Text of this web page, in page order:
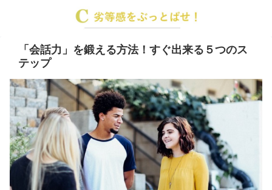
「会話力」を鍛える方法！すぐ出来る５つのス
テップ